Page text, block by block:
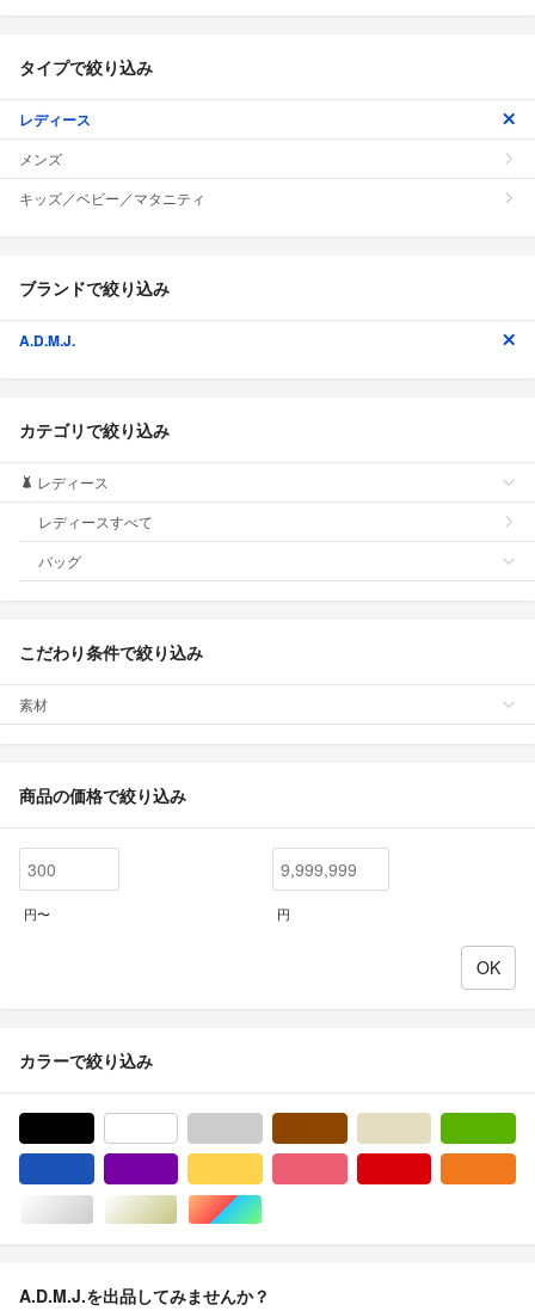
タイプで絞り込み
レディース
メンズ
キッズ／ベビー／マタニティ
ブランドで絞り込み
A.D.M.J.
カテゴリで絞り込み
レディース
レディースすべて
バッグ
こだわり条件で絞り込み
素材
商品の価格で絞り込み
円〜 円
カラーで絞り込み
シルバー/銀色系ゴールド/金色系マルチカラー
A.D.M.J.を出品してみませんか？